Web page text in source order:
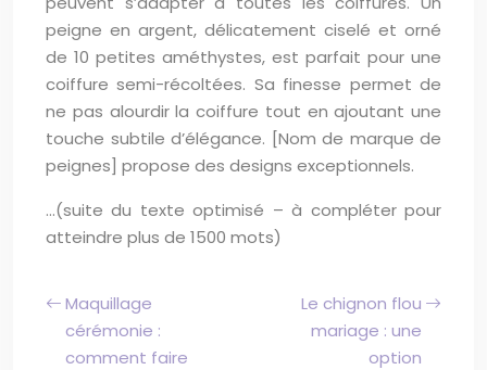
peigne en argent, délicatement ciselé et orné
de 10 petites améthystes, est parfait pour une
coiffure semi-récoltées. Sa finesse permet de
ne pas alourdir la coiffure tout en ajoutant une
touche subtile d’élégance. [Nom de marque de
peignes] propose des designs exceptionnels.
…(suite du texte optimisé – à compléter pour
atteindre plus de 1500 mots)
Maquillage
cérémonie :
comment faire
Le chignon flou
mariage : une
option